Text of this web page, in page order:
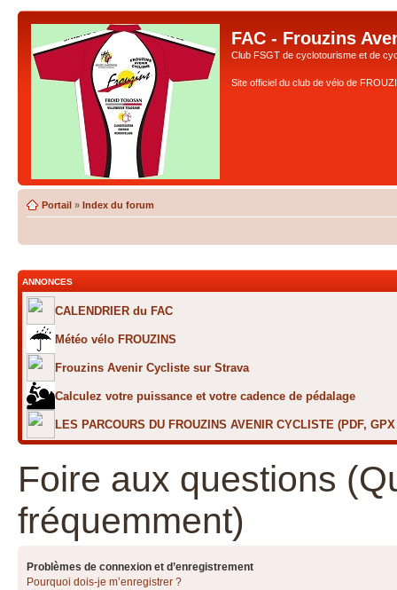
FAC - Frouzins
Club FSGT de cyclotourisme et de
Site officiel du club de vélo de
Portail » Index du forum
ANNONCES
CALENDRIER du FAC
Météo vélo FROUZINS
Frouzins Avenir Cycliste sur Strava
Calculez votre puissance et votre cadence de pédalage
LES PARCOURS DU FROUZINS AVENIR CYCLISTE (PDF,
Foire aux questions
fréquemment)
Problèmes de connexion et d’enregistrement
Pourquoi dois-je m’enregistrer ?